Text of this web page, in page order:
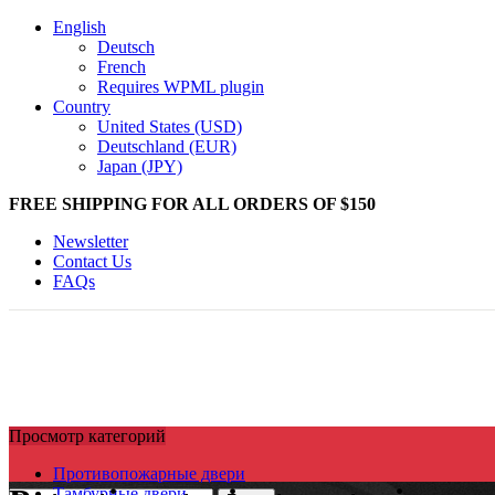
English
Deutsch
French
Requires WPML plugin
Country
United States (USD)
Deutschland (EUR)
Japan (JPY)
FREE SHIPPING FOR ALL ORDERS OF $150
Newsletter
Contact Us
FAQs
Просмотр категорий
Противопожарные двери